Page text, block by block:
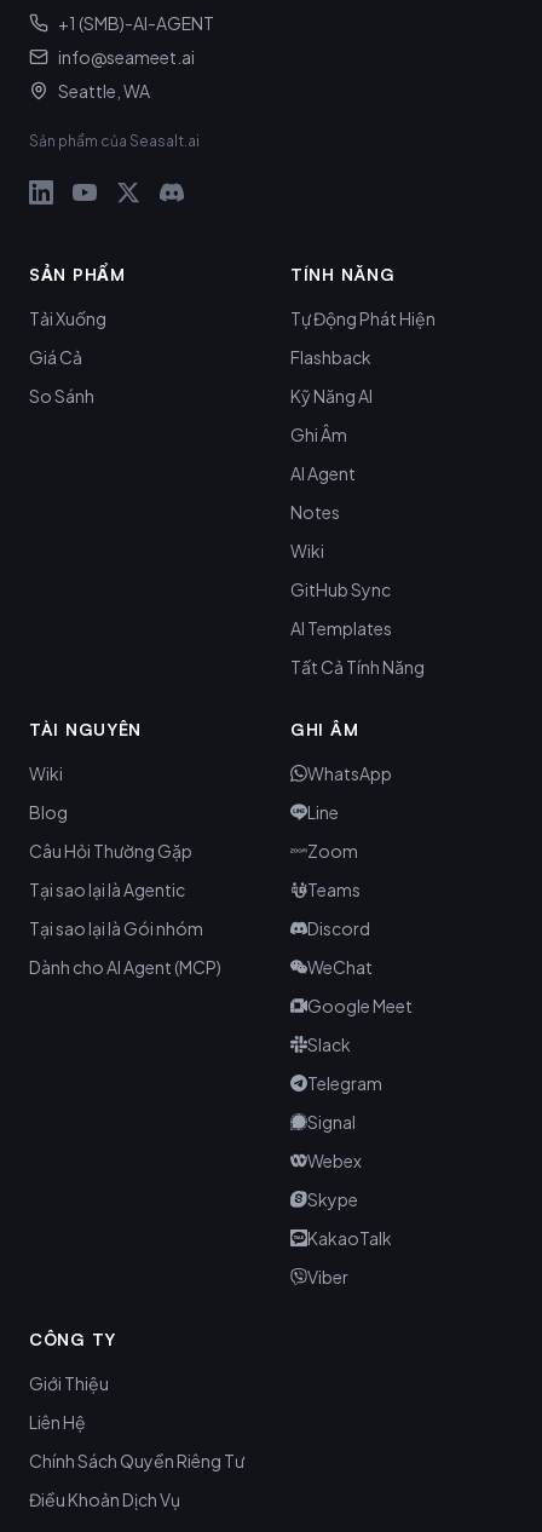
+1 (SMB)-AI-AGENT
info@seameet.ai
Seattle, WA
Sản phẩm của Seasalt.ai
SẢN PHẨM
Tải Xuống
Giá Cả
So Sánh
TÍNH NĂNG
Tự Động Phát Hiện
Flashback
Kỹ Năng AI
Ghi Âm
AI Agent
Notes
Wiki
GitHub Sync
AI Templates
Tất Cả Tính Năng
TÀI NGUYÊN
Wiki
Blog
Câu Hỏi Thường Gặp
Tại sao lại là Agentic
Tại sao lại là Gói nhóm
Dành cho AI Agent (MCP)
GHI ÂM
WhatsApp
Line
Zoom
Teams
Discord
WeChat
Google Meet
Slack
Telegram
Signal
Webex
Skype
KakaoTalk
Viber
CÔNG TY
Giới Thiệu
Liên Hệ
Chính Sách Quyền Riêng Tư
Điều Khoản Dịch Vụ